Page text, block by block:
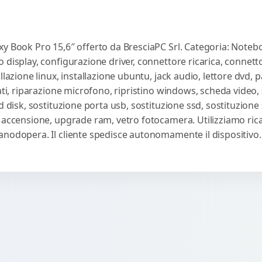
Book Pro 15,6″ offerto da BresciaPC Srl. Categoria:
configurazione driver, connettore ricarica,
linux, installazione ubuntu, jack audio, lettore dvd,
riparazione microfono, ripristino windows, scheda
disk, sostituzione porta usb, sostituzione ssd,
upgrade ram, vetro fotocamera. Utilizziamo
Il cliente spedisce autonomamente il dispositivo.